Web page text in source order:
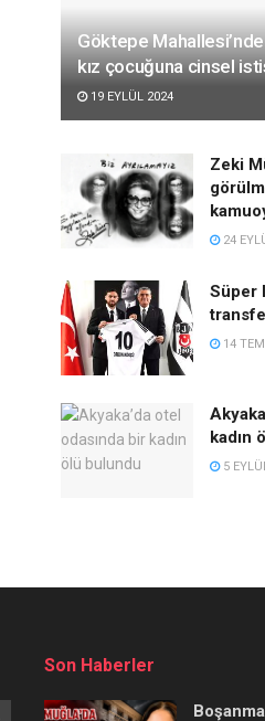
Göktepe
kız çocuğuna cinsel
19 EYLÜL 2024
Zeki
24
Süper
14
kadın
5
Son Haberler